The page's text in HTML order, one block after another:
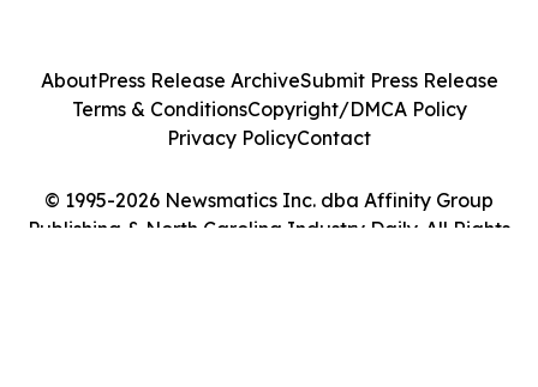
© 1995-2026 Newsmatics Inc. dba Affinity Group
Publishing & North Carolina Industry Daily. All Rights
AboutPress Release ArchiveSubmit Press Release
Terms & ConditionsCopyright/DMCA Policy
Privacy PolicyContact